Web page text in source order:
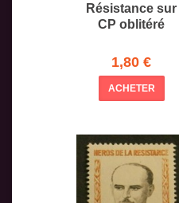
Résistance sur
CP oblitéré
1,80 €
ACHETER